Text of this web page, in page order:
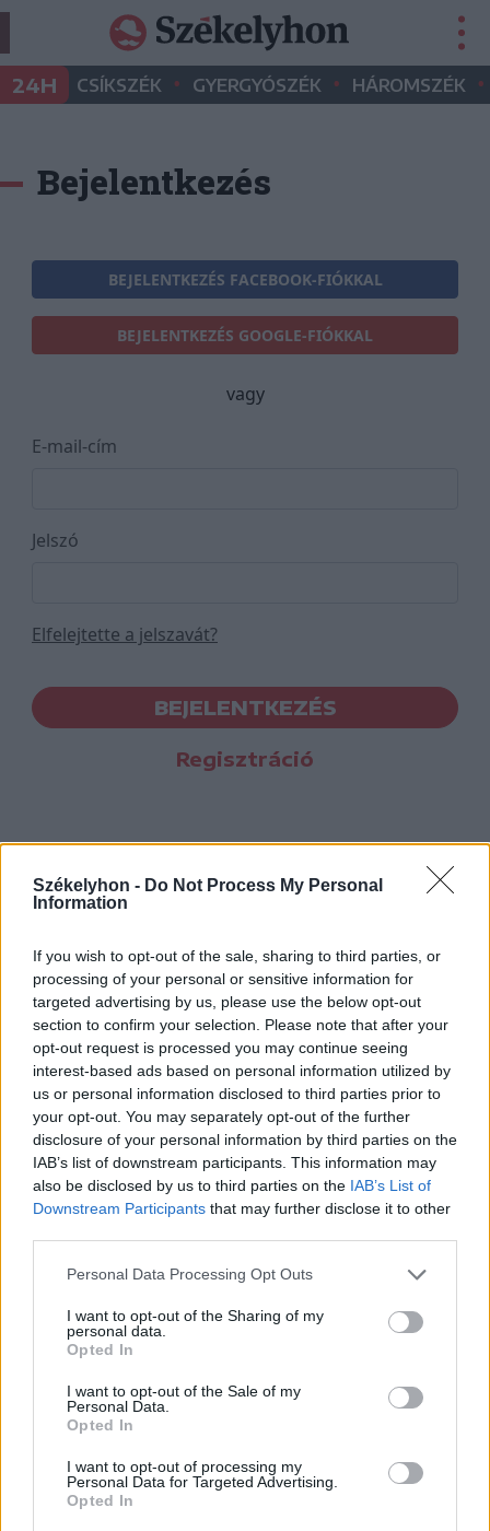
Székelyhon - Do Not Process My Personal
Information
If you wish to opt-out of the sale, sharing to third parties, or
processing of your personal or sensitive information for
targeted advertising by us, please use the below opt-out
section to confirm your selection. Please note that after your
opt-out request is processed you may continue seeing
interest-based ads based on personal information utilized by
us or personal information disclosed to third parties prior to
your opt-out. You may separately opt-out of the further
disclosure of your personal information by third parties on the
IAB’s list of downstream participants. This information may
also be disclosed by us to third parties on the IAB’s List of
Downstream Participants that may further disclose it to other
Personal Data Processing Opt Outs
I want to opt-out of the Sharing of my
personal data.
Opted In
I want to opt-out of the Sale of my
Personal Data.
Opted In
I want to opt-out of processing my
Personal Data for Targeted Advertising.
Opted In
24H CSÍKSZÉK • GYERGYÓSZÉK • HÁROMSZÉK •
Bejelentkezés
BEJELENTKEZÉS FACEBOOK-FIÓKKAL
BEJELENTKEZÉS GOOGLE-FIÓKKAL
vagy
E-mail-cím
Jelszó
Elfelejtette a jelszavát?
BEJELENTKEZÉS
Regisztráció
Hasznos
Impresszum
Szerzői jogok
Adatvédelmi tájékoztató
Cookie-kezelési tájékoztató
Hozzászólási szabályzat
Nyomtatott lapjaink archívuma
Székely Hírmondó archívuma
Sütibeállítások
Médiatér